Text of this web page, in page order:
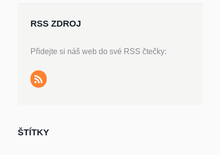
RSS ZDROJ
Přidejte si náš web do své RSS čtečky:
ŠTÍTKY